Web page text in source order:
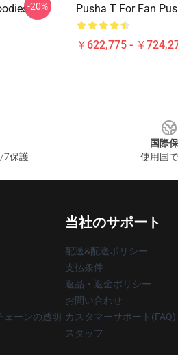
-20% Pusha T For Fan
￥622,775 - ￥
7保護
国際
使用国
ェーンの透明
当社のサポート
配送&配送ポリシー
支払条件
返品・返金ポリシー
お問い合わせ
カスタマーサポート(FAQ)
スタッフ